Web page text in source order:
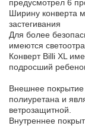
предусмотрел 6
Ширину конверта
застегивания
Для более
имеются
Конверт Billi XL
подросший
Внешнее
полиуретана и
ветрозащитной.
Внутреннее